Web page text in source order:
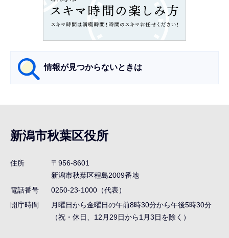
情報が見つからないときは
ナ
ビ
ゲ
シ
ョ
新潟市秋葉区役所
住所
〒956-8601
新潟市秋葉区程島2009番地
電話番号
0250-23-1000（代表）
開庁時間
月曜日から金曜日の午前8時30分から午後5時30分
（祝・休日、12月29日から1月3日を除く）